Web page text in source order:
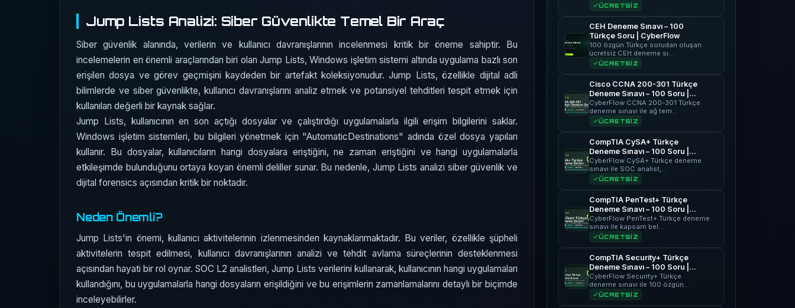
Jump Lists Analizi: Siber Güvenlikte Temel Bir Araç
Siber güvenlik alanında, verilerin ve kullanıcı davranışlarının incelenmesi kritik bir öneme sahiptir. Bu
incelemelerin en önemli araçlarından biri olan Jump Lists, Windows işletim sistemi altında uygulama bazlı son
erişilen dosya ve görev geçmişini kaydeden bir artefakt koleksiyonudur. Jump Lists, özellikle dijital adli
bilimlerde ve siber güvenlikte, kullanıcı davranışlarını analiz etmek ve potansiyel tehditleri tespit etmek için
kullanılan değerli bir kaynak sağlar.
Jump Lists, kullanıcının en son açtığı dosyalar ve çalıştırdığı uygulamalarla ilgili erişim bilgilerini saklar.
Windows işletim sistemleri, bu bilgileri yönetmek için "AutomaticDestinations" adında özel dosya yapıları
kullanır. Bu dosyalar, kullanıcıların hangi dosyalara eriştiğini, ne zaman eriştiğini ve hangi uygulamalarla
etkileşimde bulunduğunu ortaya koyan önemli deliller sunar. Bu nedenle, Jump Lists analizi siber güvenlik ve
dijital forensics açısından kritik bir noktadır.
Neden Önemli?
Jump Lists'in önemi, kullanıcı aktivitelerinin izlenmesinden kaynaklanmaktadır. Bu veriler, özellikle şüpheli
aktivitelerin tespit edilmesi, kullanıcı davranışlarının analizi ve tehdit avlama süreçlerinin desteklenmesi
açısından hayati bir rol oynar. SOC L2 analistleri, Jump Lists verilerini kullanarak, kullanıcının hangi uygulamaları
kullandığını, bu uygulamalarla hangi dosyaların erişildiğini ve bu erişimlerin zamanlamalarını detaylı bir biçimde
inceleyebilirler.
ÜCRETSİZ
CEH Deneme Sınavı – 100
Türkçe Soru | CyberFlow
100 özgün Türkçe sorudan oluşan
ücretsiz CEH deneme sı…
ÜCRETSİZ
Cisco CCNA 200-301 Türkçe
Deneme Sınavı – 100 Soru |
CyberFlow
CyberFlow CCNA 200-301 Türkçe
deneme sınavı ile ağ tem…
ÜCRETSİZ
CompTIA CySA+ Türkçe
Deneme Sınavı – 100 Soru |
CyberFlow
CyberFlow CySA+ Türkçe deneme
sınavı ile SOC analist,…
ÜCRETSİZ
CompTIA PenTest+ Türkçe
Deneme Sınavı – 100 Soru |
CyberFlow
CyberFlow PenTest+ Türkçe deneme
sınavı ile kapsam bel…
ÜCRETSİZ
CompTIA Security+ Türkçe
Deneme Sınavı – 100 Soru |
CyberFlow
CyberFlow Security+ Türkçe
deneme sınavı ile 100 özgün…
ÜCRETSİZ